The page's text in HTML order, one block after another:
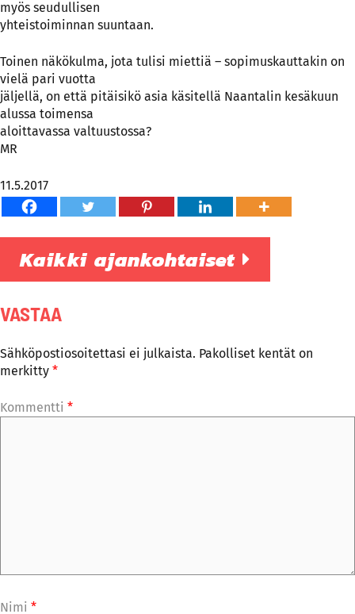
myös seudullisen
yhteistoiminnan suuntaan.
Toinen näkökulma, jota tulisi miettiä – sopimuskauttakin on
vielä pari vuotta
jäljellä, on että pitäisikö asia käsitellä Naantalin kesäkuun
alussa toimensa
aloittavassa valtuustossa?
MR
11.5.2017
Kaikki ajankohtaiset
VASTAA
Sähköpostiosoitettasi ei julkaista. Pakolliset kentät on
merkitty *
Kommentti *
Nimi *